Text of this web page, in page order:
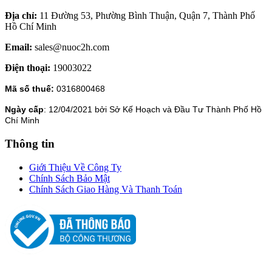
Địa chỉ: 11 Đường 53, Phường Bình Thuận, Quận 7, Thành Phố
Hồ Chí Minh
Email: sales@nuoc2h.com
Điện thoại: 19003022
Mã số thuế: 0316800468
Ngày cấp: 12/04/2021 bởi Sở Kế Hoạch và Đầu Tư Thành Phố Hồ
Chí Minh
Thông tin
Giới Thiệu Về Công Ty
Chính Sách Bảo Mật
Chính Sách Giao Hàng Và Thanh Toán